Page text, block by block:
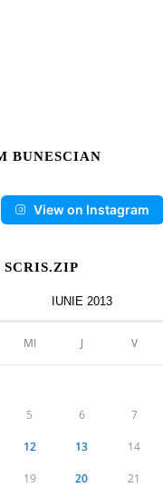
BUNESCIAN
View on Instagram
IUNIE 2013
MI J V
5 6 7
12 13 14
19 20 21